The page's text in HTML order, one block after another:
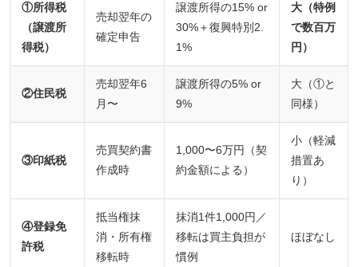
①所得税
（譲渡所
得税）
売却翌年の
確定申告
譲渡所得の15% or
30%＋復興特別2.
1%
大（特例
で数百万
円）
②住民税
売却翌年6
月〜
譲渡所得の5% or
9%
大（①と
同様）
③印紙税
売買契約書
作成時
1,000〜6万円（契
約金額による）
小（軽減
措置あ
り）
④登録免
許税
抵当権抹
消・所有権
移転時
抹消1件1,000円／
移転は買主負担が
慣例
ほぼなし